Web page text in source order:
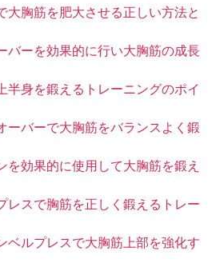
大胸筋を肥大させる正しい方法と
バーを効果的に行い大胸筋の成長
半身を鍛えるトレーニングのポイ
ーバーで大胸筋をバランスよく鍛
を効果的に使用して大胸筋を鍛え
レスで胸筋を正しく鍛えるトレー
ベルプレスで大胸筋上部を強化す